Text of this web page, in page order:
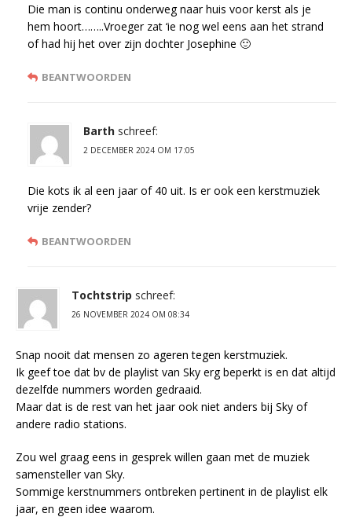
Die man is continu onderweg naar huis voor kerst als je
hem hoort……..Vroeger zat ‘ie nog wel eens aan het strand
of had hij het over zijn dochter Josephine 🙂
BEANTWOORDEN
Barth schreef:
2 DECEMBER 2024 OM 17:05
Die kots ik al een jaar of 40 uit. Is er ook een kerstmuziek
vrije zender?
BEANTWOORDEN
Tochtstrip schreef:
26 NOVEMBER 2024 OM 08:34
Snap nooit dat mensen zo ageren tegen kerstmuziek.
Ik geef toe dat bv de playlist van Sky erg beperkt is en dat altijd
dezelfde nummers worden gedraaid.
Maar dat is de rest van het jaar ook niet anders bij Sky of
andere radio stations.
Zou wel graag eens in gesprek willen gaan met de muziek
samensteller van Sky.
Sommige kerstnummers ontbreken pertinent in de playlist elk
jaar, en geen idee waarom.